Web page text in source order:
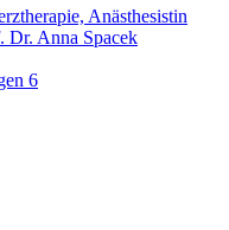
Anästhesistin
Dr. Anna Spacek
6